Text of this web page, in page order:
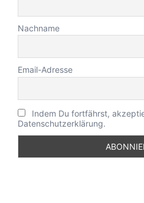
Nachname
Email-Adresse
Indem Du fortfährst,
Datenschutzerklärung.